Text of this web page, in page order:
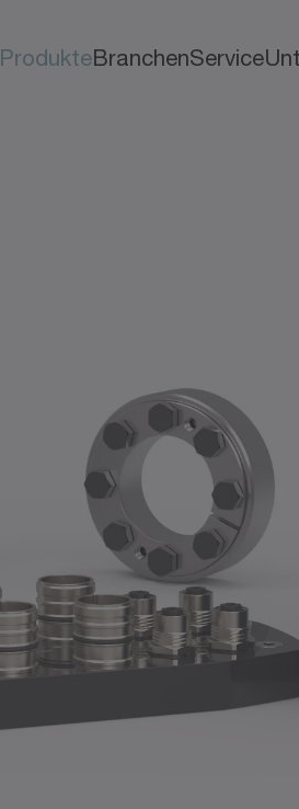
ProdukteBranchenService